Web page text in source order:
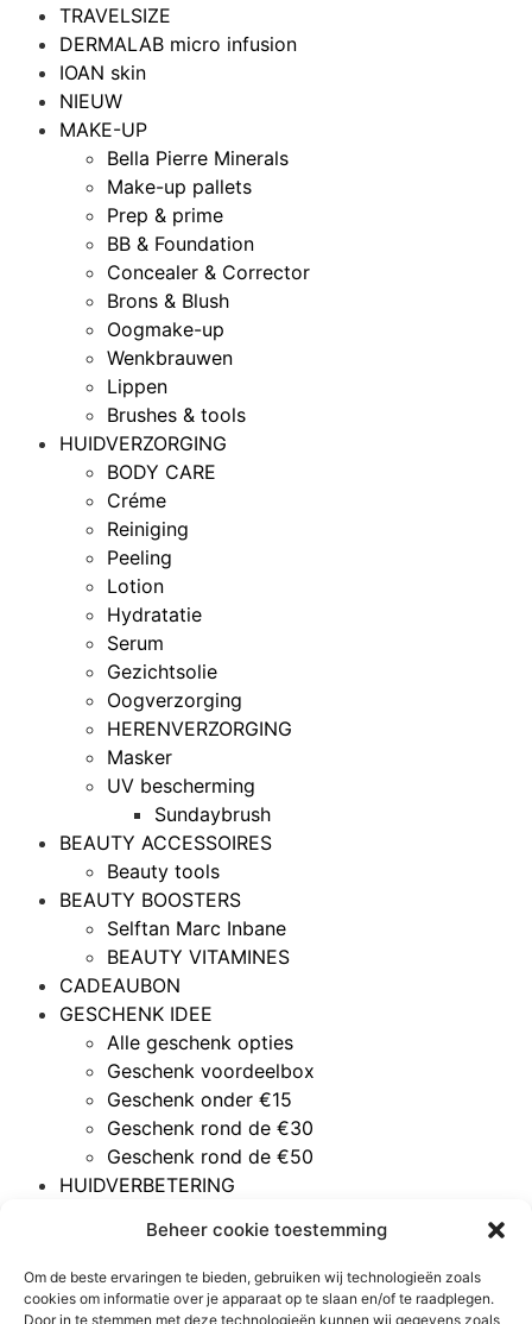
Beheer cookie toestemming
Om de beste ervaringen te bieden, gebruiken wij technologieën zoals
cookies om informatie over je apparaat op te slaan en/of te raadplegen.
Door in te stemmen met deze technologieën kunnen wij gegevens zoals
TRAVELSIZE
DERMALAB micro infusion
IOAN skin
NIEUW
MAKE-UP
Bella Pierre Minerals
Make-up pallets
Prep & prime
BB & Foundation
Concealer & Corrector
Brons & Blush
Oogmake-up
Wenkbrauwen
Lippen
Brushes & tools
HUIDVERZORGING
BODY CARE
Créme
Reiniging
Peeling
Lotion
Hydratatie
Serum
Gezichtsolie
Oogverzorging
HERENVERZORGING
Masker
UV bescherming
Sundaybrush
BEAUTY ACCESSOIRES
Beauty tools
BEAUTY BOOSTERS
Selftan Marc Inbane
BEAUTY VITAMINES
CADEAUBON
GESCHENK IDEE
Alle geschenk opties
Geschenk voordeelbox
Geschenk onder €15
Geschenk rond de €30
Geschenk rond de €50
HUIDVERBETERING
Gemengde huid
Gevoelige huid
Rijpere huid